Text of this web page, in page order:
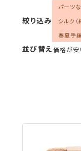
絞り込み
パーツ
シルク
春夏手
並び替え価格が安